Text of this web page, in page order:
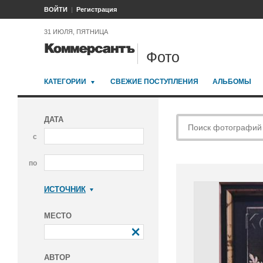
ВОЙТИ Регистрация
31 ИЮЛЯ, ПЯТНИЦА
Фото
КАТЕГОРИИ СВЕЖИЕ ПОСТУПЛЕНИЯ АЛЬБОМЫ
ДАТА
с
по
ИСТОЧНИК
МЕСТО
АВТОР